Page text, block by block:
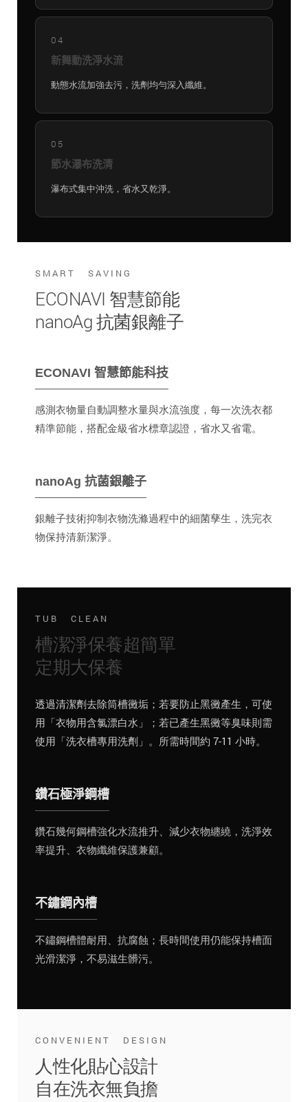
04
新舞動洗淨水流
動態水流加強去污，洗劑均勻深入纖維。
05
節水瀑布洗清
瀑布式集中沖洗，省水又乾淨。
SMART SAVING
ECONAVI 智慧節能
nanoAg 抗菌銀離子
ECONAVI 智慧節能科技
感測衣物量自動調整水量與水流強度，每一次洗衣都
精準節能，搭配金級省水標章認證，省水又省電。
nanoAg 抗菌銀離子
銀離子技術抑制衣物洗滌過程中的細菌孳生，洗完衣
物保持清新潔淨。
TUB CLEAN
槽潔淨保養超簡單
定期大保養
透過清潔劑去除筒槽黴垢；若要防止黑黴產生，可使
用「衣物用含氯漂白水」；若已產生黑黴等臭味則需
使用「洗衣槽專用洗劑」。所需時間約 7-11 小時。
鑽石極淨鋼槽
鑽石幾何鋼槽強化水流推升、減少衣物纏繞，洗淨效
率提升、衣物纖維保護兼顧。
不鏽鋼內槽
不鏽鋼槽體耐用、抗腐蝕；長時間使用仍能保持槽面
光滑潔淨，不易滋生髒污。
CONVENIENT DESIGN
人性化貼心設計
自在洗衣無負擔